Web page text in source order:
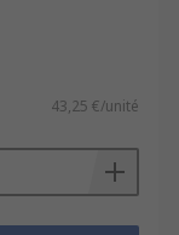
43,25 €/unité